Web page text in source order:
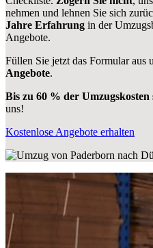
nehmen und lehnen Sie sich
Jahre Erfahrung in der
Angebote.
Füllen Sie jetzt das Formular aus
Angebote.
Bis zu 60 % der Umzugskosten
uns!
Kostenlose Angebote erhalten